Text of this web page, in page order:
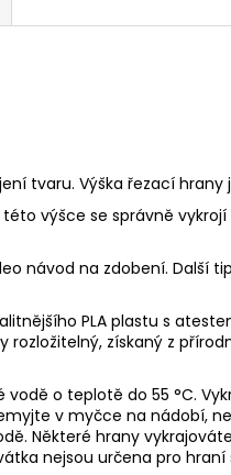
tvaru. Výška řezací hrany
této výšce se správně
návod na zdobení. Další
PLA plastu s
získaný z
vodě o teplotě do 55 °C.
v myčce na nádobí,
Některé hrany
nejsou určena pro